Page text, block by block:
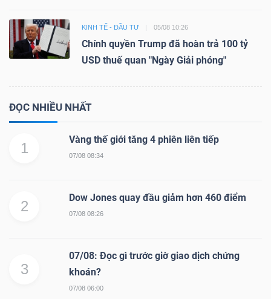
KINH TẾ - ĐẦU TƯ 05/08 10:26
Chính quyền Trump đã hoàn trả 100 tỷ
USD thuế quan "Ngày Giải phóng"
ĐỌC NHIỀU NHẤT
1
Vàng thế giới tăng 4 phiên liên tiếp
07/08 08:34
2
Dow Jones quay đầu giảm hơn 460 điểm
07/08 08:26
3
07/08: Đọc gì trước giờ giao dịch chứng
khoán?
07/08 06:00